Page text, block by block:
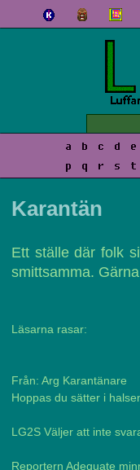
a b c d e
p
q r s t
Karantän
Ett ställe där folk
smittsamma.
Läsarna rasar:
Från: Arg Karantänare
Hoppas du sätter i
LG2S Väljer att inte
Reportern Adequate